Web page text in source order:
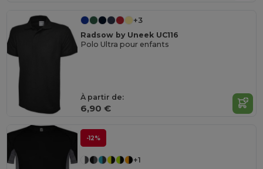
+3
Radsow by Uneek UC116
Polo Ultra pour enfants
À partir de:
6,90 €
-12%
+1